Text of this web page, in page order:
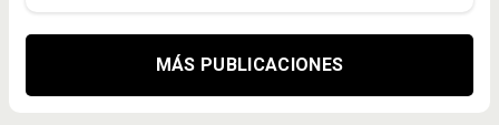
MÁS PUBLICACIONES